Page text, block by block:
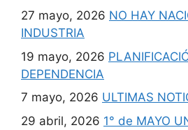
27 mayo, 2026 NO HAY
INDUSTRIA
19 mayo, 2026
DEPENDENCIA
7 mayo, 2026 ULTIMAS
29 abril, 2026 1° de MAYO